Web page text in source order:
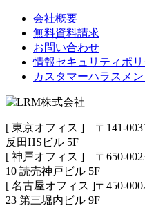
会社概要
無料資料請求
お問い合わせ
情報セキュリティポ
カスタマーハラスメ
[ 東京オフィス ] 〒141-
反田HSビル 5F
[ 神戸オフィス ] 〒650-
10 読売神戸ビル 5F
[ 名古屋オフィス ]〒450-
23 第三堀内ビル 9F